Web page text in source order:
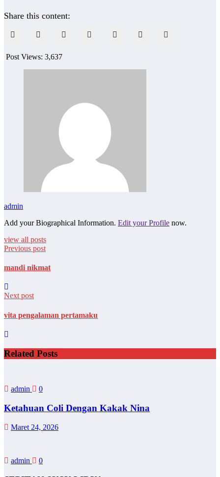
Share this content:
Post Views: 3,637
admin
Add your Biographical Information. Edit your Profile now.
view all posts
Previous post
mandi nikmat
Next post
vita pengalaman pertamaku
Related Posts
admin 0
Ketahuan Coli Dengan Kakak Nina
Maret 24, 2026
admin 0